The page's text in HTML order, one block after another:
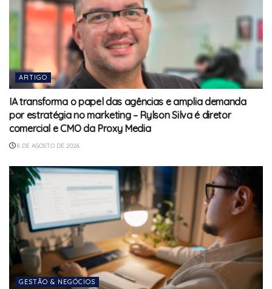
ARTIGO
IA transforma o papel das agências e amplia demanda
por estratégia no marketing – Rylson Silva é diretor
comercial e CMO da Proxy Media
8 DE AGOSTO DE 2026
GESTÃO & NEGÓCIOS